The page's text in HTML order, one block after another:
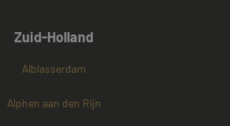
Zuid-Holland
Alblasserdam
Alphen aan den Rijn